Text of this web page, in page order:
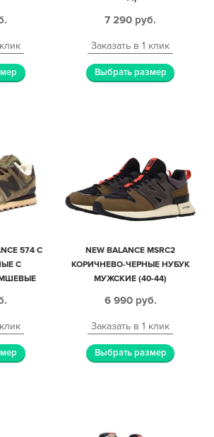
7 290 руб.
Заказать в 1 клик
Выбрать размер
574 С
С
NEW BALANCE MSRC2
КОРИЧНЕВО-ЧЕРНЫЕ НУБУК
МУЖСКИЕ (40-44)
6 990 руб.
Заказать в 1 клик
Выбрать размер